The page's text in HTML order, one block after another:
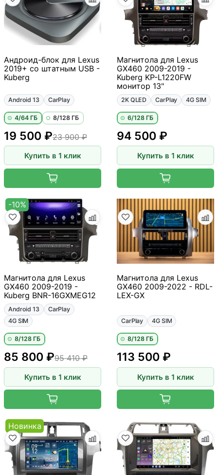
Андроид-блок для Lexus
2019+ со штатным USB -
Kuberg
Android 13 CarPlay
4/64 ГБ 8/128 ГБ
19 500 ₽23 900 ₽
Купить в 1 клик
Магнитола для Lexus
GX460 2009-2019 -
Kuberg KP-L1220FW
монитор 13"
2K QLED CarPlay 4G SIM
6/128 ГБ
94 500 ₽
Купить в 1 клик
-10%
Магнитола для Lexus
GX460 2009-2019 -
Kuberg BNR-16GXMEG12
Android 13
CarPlay
4G SIM
8/128 ГБ
95 410 ₽
85 800 ₽
Купить в 1 клик
Магнитола для Lexus
GX460 2009-2022 - RDL-
LEX-GX
CarPlay 4G SIM
8/128 ГБ
113 500 ₽
Купить в 1 клик
Новинка